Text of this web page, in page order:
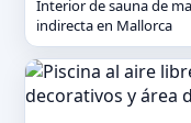
Interior de sauna de
indirecta en Mallorca